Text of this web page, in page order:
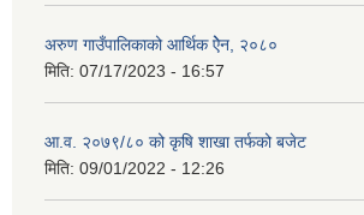
अरुण गाउँपालिकाको आर्थिक ऐेन, २०८०
मिति: 07/17/2023 - 16:57
आ.व. २०७९/८० को कृषि शाखा तर्फको बजेट
मिति: 09/01/2022 - 12:26